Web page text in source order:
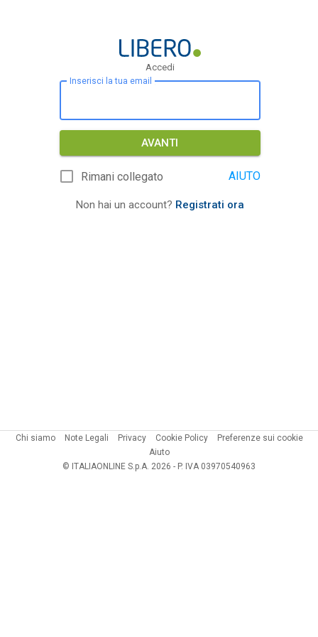
Accedi
Inserisci la tua email
AVANTI
Rimani collegato AIUTO
Non hai un account? Registrati ora
Chi siamo Note Legali Privacy Cookie Policy
Preferenze sui cookie
Aiuto
© ITALIAONLINE S.p.A. 2026 - P. IVA 03970540963